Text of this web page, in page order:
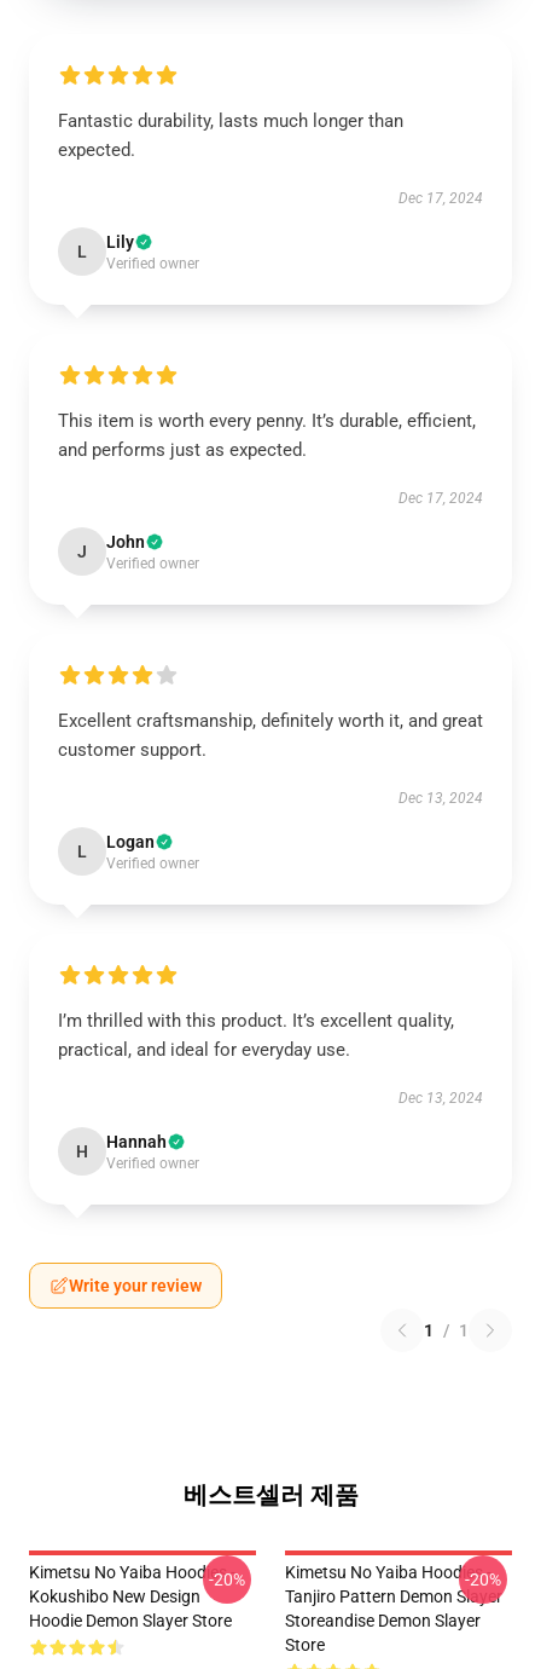
Fantastic durability, lasts much longer than
expected.
Dec 17, 2024
L Lily
Verified owner
This item is worth every penny. It’s durable, efficient,
and performs just as expected.
Dec 17, 2024
J John
Verified owner
Excellent craftsmanship, definitely worth it, and great
customer support.
Dec 13, 2024
L Logan
Verified owner
I’m thrilled with this product. It’s excellent quality,
practical, and ideal for everyday use.
Dec 13, 2024
H Hannah
Verified owner
Write your review
1 / 1
베스트셀러 제품
Kimetsu No Yaiba Hoodies -
Kokushibo New Design
Hoodie Demon Slayer Store
-20%
Kimetsu No Yaiba Hoodies -
Tanjiro Pattern Demon Slayer
Storeandise Demon Slayer
Store
-20%